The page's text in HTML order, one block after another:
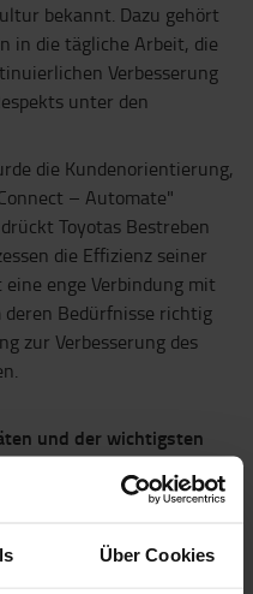
Über Cookies
bekannt. Dazu gehört
in die tägliche Arbeit, die
Verbesserung
unter den
die Kundenorientierung,
– Automate"
Toyotas Bestreben
die Effizienz seiner
enge Verbindung mit
Bedürfnisse richtig
zur Verbesserung des
und der wichtigsten
der praktischen TPS-
und ihren Büros